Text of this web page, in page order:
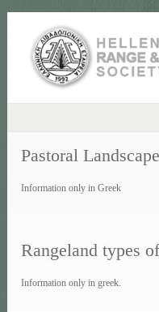
Pastoral Landscape
Information only in Greek
Rangeland types
Information only in greek.